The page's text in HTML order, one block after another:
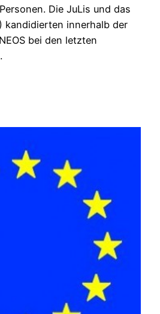
Die JuLis und das
kandidierten innerhalb der
bei den letzten